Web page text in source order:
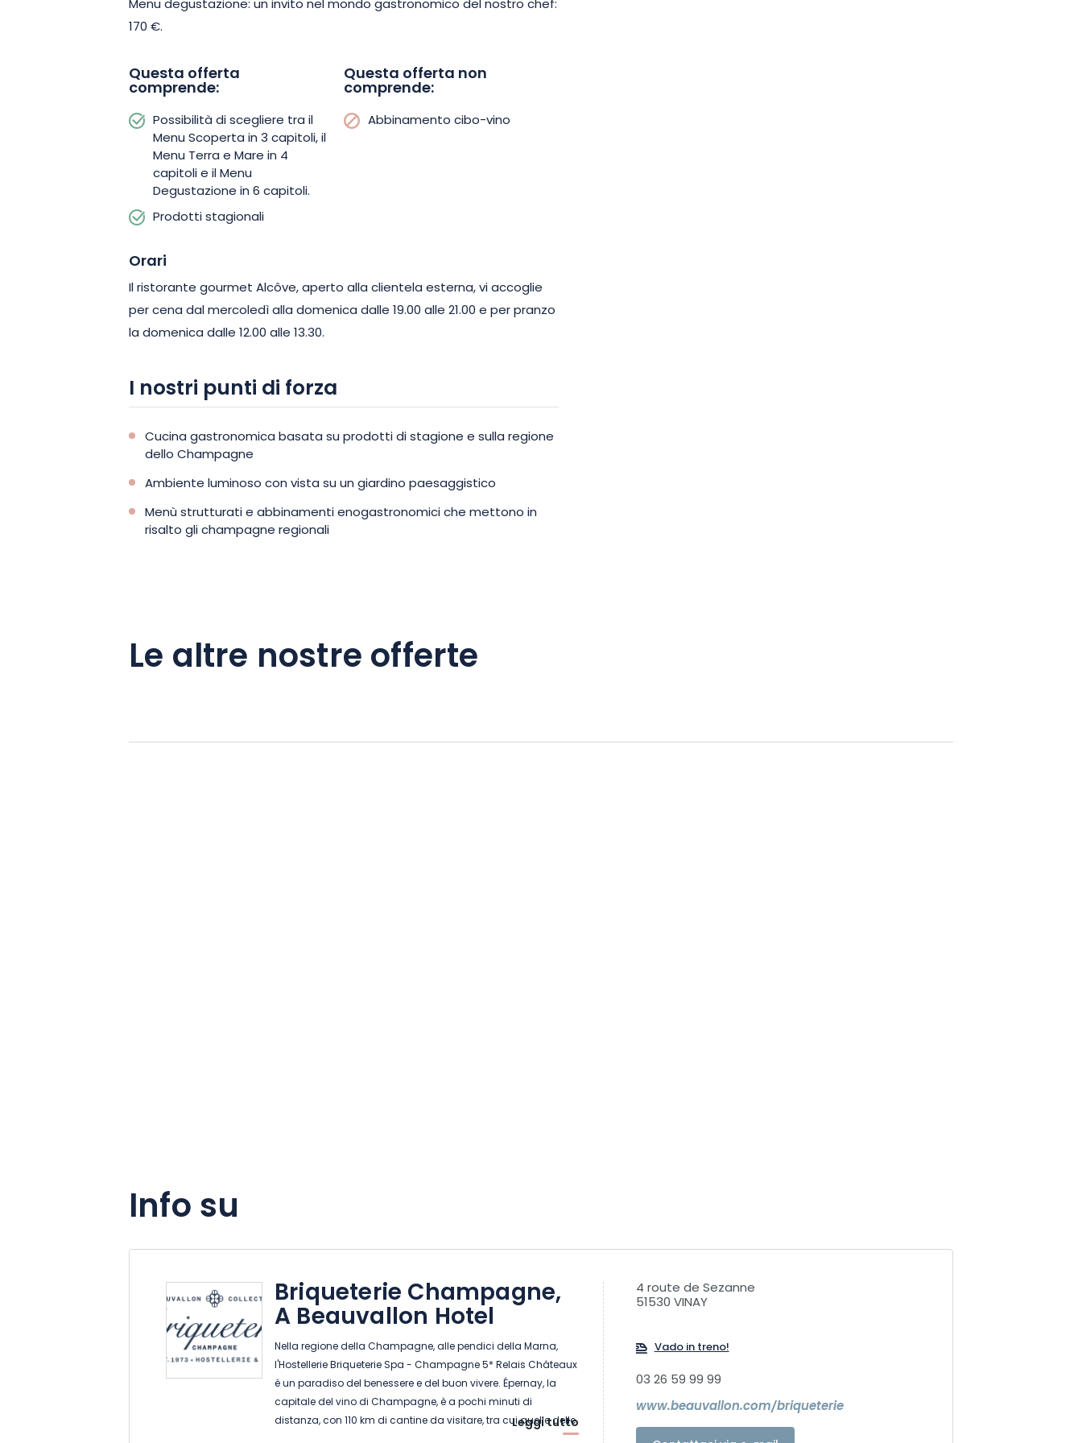
Regalatevi un’esperienza culinaria nel cuore della Champagne e
prenotate subito il vostro tavolo al ristorante l’Alcôve.
Menu degustazione: un invito nel mondo gastronomico del nostro chef:
170 €.
Questa offerta
comprende:
Possibilità di scegliere tra il
Menu Scoperta in 3 capitoli, il
Menu Terra e Mare in 4
capitoli e il Menu
Degustazione in 6 capitoli.
Prodotti stagionali
Questa offerta non
comprende:
Abbinamento cibo-vino
Orari
Il ristorante gourmet Alcôve, aperto alla clientela esterna, vi accoglie
per cena dal mercoledì alla domenica dalle 19.00 alle 21.00 e per pranzo
la domenica dalle 12.00 alle 13.30.
I nostri punti di forza
Cucina gastronomica basata su prodotti di stagione e sulla regione
dello Champagne
Ambiente luminoso con vista su un giardino paesaggistico
Menù strutturati e abbinamenti enogastronomici che mettono in
risalto gli champagne regionali
Le altre nostre offerte
Info su
Briqueterie Champagne,
A Beauvallon Hotel
Nella regione della Champagne, alle pendici della Marna,
l'Hostellerie Briqueterie Spa - Champagne 5* Relais Châteaux
è un paradiso del benessere e del buon vivere. Épernay, la
capitale del vino di Champagne, è a pochi minuti di
distanza, con 110 km di cantine da visitare, tra cui quelle delle
Leggi tutto
4 route de Sezanne
51530 VINAY
Vado in treno!
03 26 59 99 99
www.beauvallon.com/briqueterie